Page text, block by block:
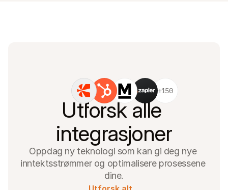
+150
Utforsk alle
integrasjoner
Oppdag ny teknologi som kan gi deg nye
inntektsstrømmer og optimalisere prosessene
dine.